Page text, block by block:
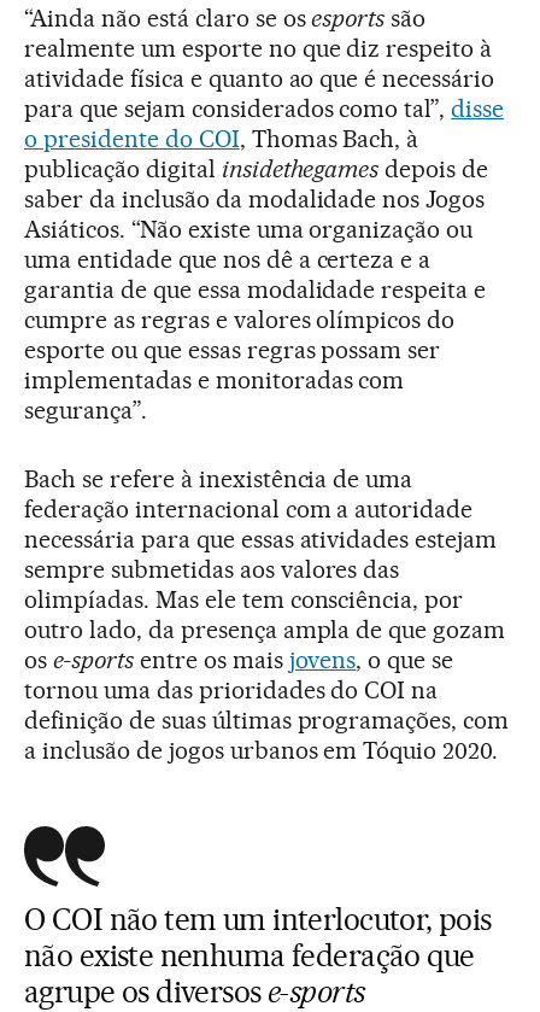
“Ainda não está claro se osesports são
realmente um esporte no que diz respeito à
atividade física e quanto ao que é necessário
para que sejam considerados como tal”,disse
o presidente do COI, Thomas Bach, à
publicação digital insidethegames depois de
saber da inclusão da modalidade nos Jogos
Asiáticos. “Não existe uma organização ou
uma entidade que nos dê a certeza e a
garantia de que essa modalidade respeita e
cumpre as regras e valores olímpicos do
esporte ou que essas regras possam ser
implementadas e monitoradas com
segurança”.
Bach se refere à inexistência de uma
federação internacional com a autoridade
necessária para que essas atividades estejam
sempre submetidas aos valores das
olimpíadas. Mas ele tem consciência, por
outro lado, da presença ampla de que gozam
os e-sportsentre os mais jovens, o que se
tornou uma das prioridades do COI na
definição de suas últimas programações, com
a inclusão de jogos urbanos em Tóquio 2020.
O COI não tem um interlocutor, pois
não existe nenhuma federação que
agrupe os diversos e-sports